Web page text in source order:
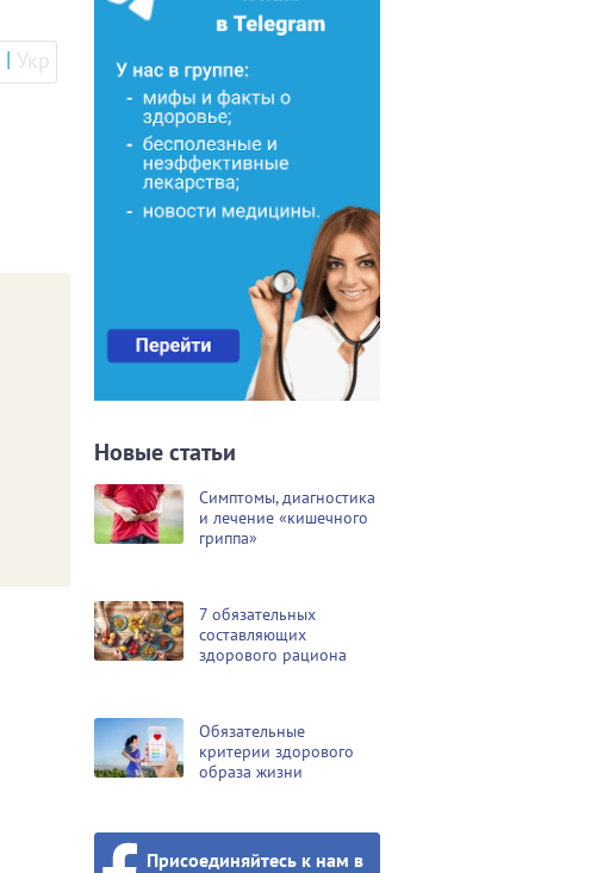
Укр
Новые статьи
Симптомы, диагностика
и лечение «кишечного
гриппа»
7 обязательных
составляющих
здорового рациона
Обязательные
критерии здорового
образа жизни
Присоединяйтесь к нам в